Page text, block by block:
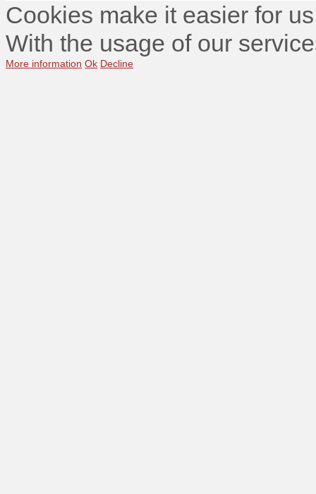
Cookies make it easier for
With the usage of our
More information Ok Decline